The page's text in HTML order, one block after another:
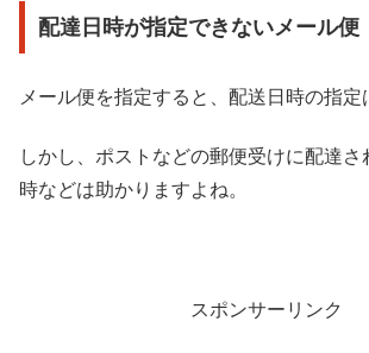
配達日時が指定できないメール便
メール便を指定すると、配送日時の指定
しかし、ポストなどの郵便受けに配達
時などは助かりますよね。
スポンサーリンク